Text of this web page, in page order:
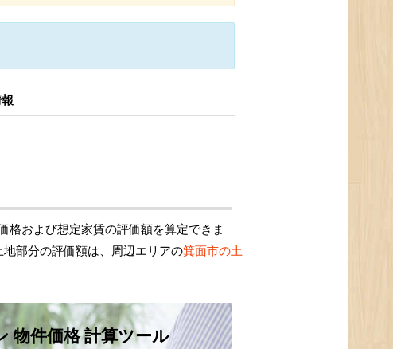
格および想定家賃の評価額を算定できま
部分の評価額は、周辺エリアの箕面市の土
物件価格 計算ツール